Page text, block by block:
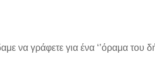
να γράφετε για ένα ‘’όραμα του